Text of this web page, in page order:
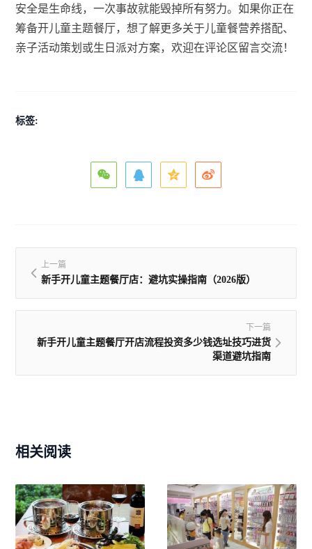
安全是生命线，一次事故就能毁掉所有努力。如果你正在
筹备开儿童主题餐厅，想了解更多关于儿童餐营养搭配、
亲子活动策划或生日派对方案，欢迎在评论区留言交流！
标签:
上一篇
新手开儿童主题餐厅店：避坑实操指南（2026版）
下一篇
新手开儿童主题餐厅开店流程投资多少钱选址技巧进货
渠道避坑指南
相关阅读